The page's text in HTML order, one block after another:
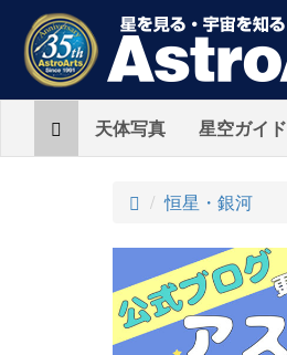
Home天体写真 星空ガイド
ト
プ
恒星・銀河